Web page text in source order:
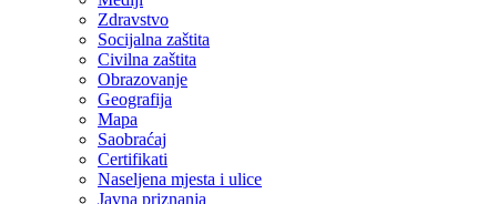
Zdravstvo
Socijalna zaštita
Civilna zaštita
Obrazovanje
Geografija
Mapa
Saobraćaj
Certifikati
Naseljena mjesta i ulice
Javna priznanja